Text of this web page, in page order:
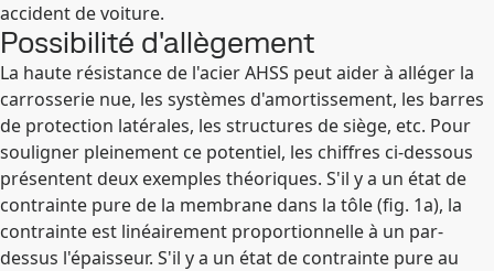
accident de voiture.
Possibilité d'allègement
La haute résistance de l'acier AHSS peut aider à alléger la
carrosserie nue, les systèmes d'amortissement, les barres
de protection latérales, les structures de siège, etc. Pour
souligner pleinement ce potentiel, les chiffres ci-dessous
présentent deux exemples théoriques. S'il y a un état de
contrainte pure de la membrane dans la tôle (fig. 1a), la
contrainte est linéairement proportionnelle à un par-
dessus l'épaisseur. S'il y a un état de contrainte pure au